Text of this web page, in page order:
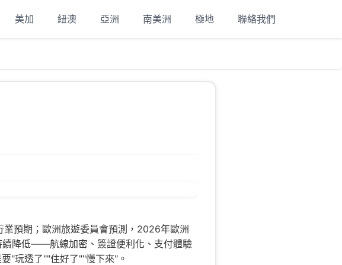
美加 紐澳 亞洲 南美洲 極地 聯絡我們
預期；歐洲旅遊委員會預測，2026年歐洲
降低——航線加密、簽證便利化、支付體驗
"玩透了""住好了""慢下來"。